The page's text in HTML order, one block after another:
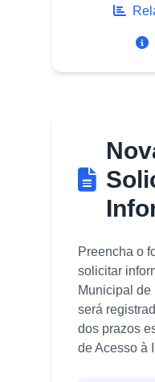
Preencha o
solicitar
Municipal
será
dos prazos
de Acesso à